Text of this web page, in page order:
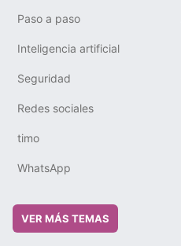
Paso a paso
Inteligencia artificial
Seguridad
Redes sociales
timo
WhatsApp
VER MÁS TEMAS